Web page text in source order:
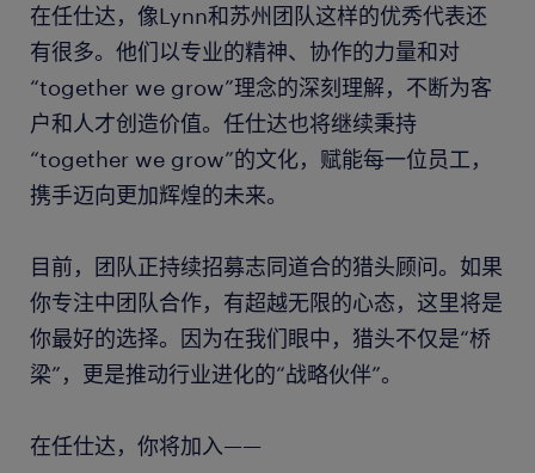
在任仕达，像Lynn和苏州团队这样的优秀代表还
有很多。他们以专业的精神、协作的力量和对
“together we grow”理念的深刻理解，不断为客
户和人才创造价值。任仕达也将继续秉持
“together we grow”的文化，赋能每一位员工，
携手迈向更加辉煌的未来。
目前，团队正持续招募志同道合的猎头顾问。如果
你专注中团队合作，有超越无限的心态，这里将是
你最好的选择。因为在我们眼中，猎头不仅是“桥
梁”，更是推动行业进化的“战略伙伴”。
在任仕达，你将加入——